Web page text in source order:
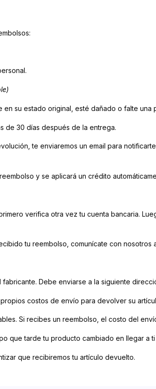
en su estado original, esté dañado o falte
de 30 días después de la entrega.
te enviaremos un email para
y se aplicará un crédito
verifica otra vez tu cuenta bancaria.
tu reembolso, comunícate con nosotros
Debe enviarse a la siguiente
costos de envío para devolver su
Si recibes un reembolso, el costo del
que tarde tu producto cambiado en llegar a
que recibiremos tu artículo devuelto.